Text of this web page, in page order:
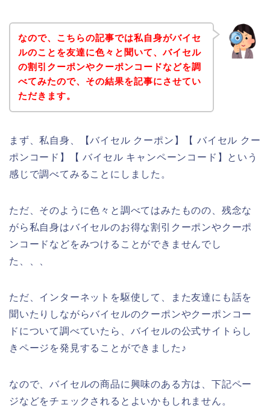
なので、こちらの記事では私自身がバイセ
ルのことを友達に色々と聞いて、バイセル
の割引クーポンやクーポンコードなどを調
べてみたので、その結果を記事にさせてい
ただきます。
まず、私自身、【バイセル クーポン】【 バイセル クー
ポンコード】【 バイセル キャンペーンコード】という
感じで調べてみることにしました。
ただ、そのように色々と調べてはみたものの、残念な
がら私自身はバイセルのお得な割引クーポンやクーポ
ンコードなどをみつけることができませんでし
た、、、
ただ、インターネットを駆使して、また友達にも話を
聞いたりしながらバイセルのクーポンやクーポンコー
ドについて調べていたら、バイセルの公式サイトらし
きページを発見することができました♪
なので、バイセルの商品に興味のある方は、下記ペー
ジなどをチェックされるとよいかもしれません。